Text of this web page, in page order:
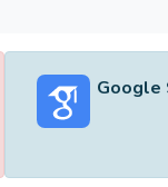
Google